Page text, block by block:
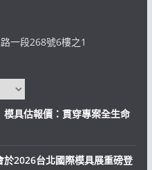
一段268號6樓之1
模具估報價：貫穿專案全生命
2026台北國際模具展重磅登